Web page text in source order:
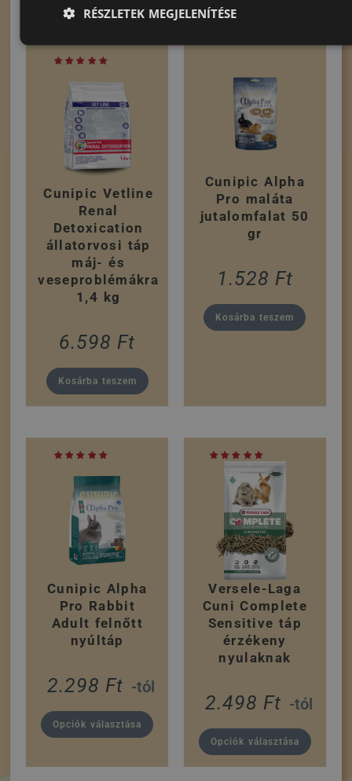
Cunipic Vetline
Renal
Detoxication
állatorvosi táp
máj- és
veseproblémákra
1,4 kg
6.598 Ft
Kosárba teszem
Cunipic Alpha
Pro maláta
jutalomfalat 50
gr
1.528 Ft
Kosárba teszem
Cunipic Alpha
Pro Rabbit
Adult felnőtt
nyúltáp
2.298 Ft -tól
Opciók választása
Versele-Laga
Cuni Complete
Sensitive táp
érzékeny
nyulaknak
2.498 Ft -tól
Opciók választása
RÉSZLETEK MEGJELENÍTÉSE